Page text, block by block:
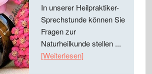
In unserer Heilpraktiker-
Sprechstunde können Sie
Fragen zur
Naturheilkunde stellen ...
[Weiterlesen]